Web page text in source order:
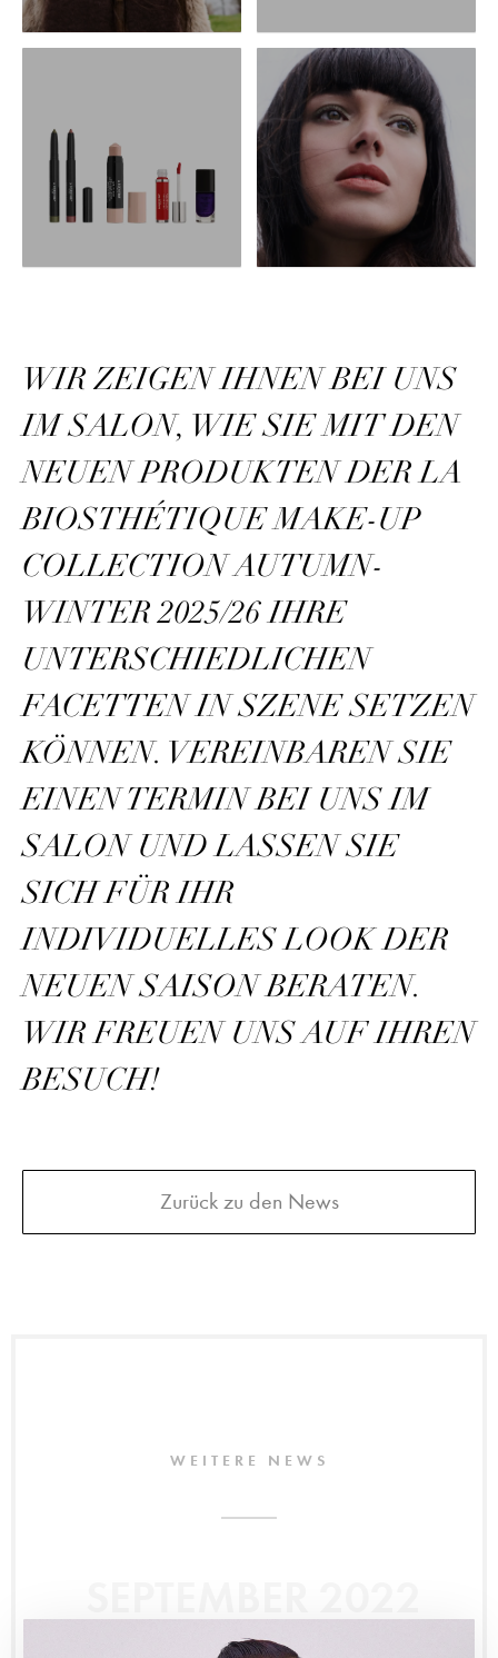
WIR ZEIGEN IHNEN BEI UNS
IM SALON, WIE SIE MIT DEN
NEUEN PRODUKTEN DER LA
BIOSTHÉTIQUE MAKE-UP
COLLECTION AUTUMN-
WINTER 2025/26 IHRE
UNTERSCHIEDLICHEN
FACETTEN IN SZENE SETZEN
KÖNNEN. VEREINBAREN SIE
EINEN TERMIN BEI UNS IM
SALON UND LASSEN SIE
SICH FÜR IHR
INDIVIDUELLES LOOK DER
NEUEN SAISON BERATEN.
WIR FREUEN UNS AUF IHREN
BESUCH!
Zurück zu den News
WEITERE NEWS